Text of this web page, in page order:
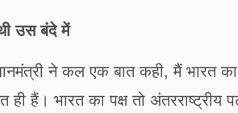
उस बंदे में
ने कल एक बात कही, मैं भारत का
हैं। भारत का पक्ष तो अंतरराष्ट्रीय